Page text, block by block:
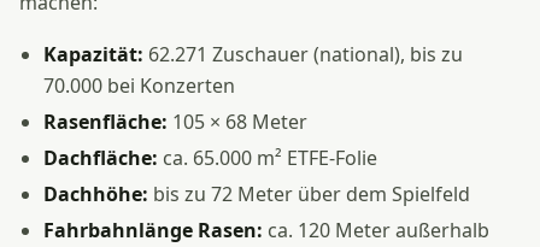
Kapazität: 62.271 Zuschauer (national), bis zu
70.000 bei Konzerten
Rasenfläche: 105 × 68 Meter
Dachfläche: ca. 65.000 m² ETFE-Folie
Dachhöhe: bis zu 72 Meter über dem Spielfeld
Fahrbahnlänge Rasen: ca. 120 Meter außerhalb